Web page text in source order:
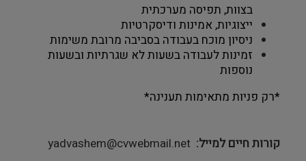
בצוות, תפיסה מערכתית
ייצוגיות, אמינות ודיסקרטיות
ניסיון מוכח בעבודה בסביבה מרובת משימות
זמינות לעבודה בשעות לא שגרתיות ובשעות
נוספות
*רק פניות מתאימות תענינה*
קורות חיים למייל yadvashem@cvwebmail.net